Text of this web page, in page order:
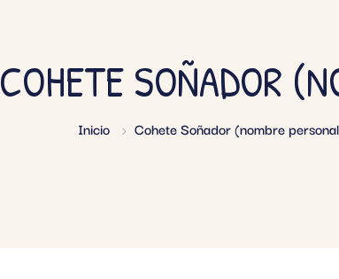
COHETE SOÑADOR
Inicio Cohete Soñador (nombre